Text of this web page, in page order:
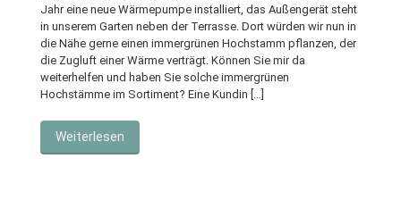
Jahr eine neue Wärmepumpe installiert, das Außengerät steht
in unserem Garten neben der Terrasse. Dort würden wir nun in
die Nähe gerne einen immergrünen Hochstamm pflanzen, der
die Zugluft einer Wärme verträgt. Können Sie mir da
weiterhelfen und haben Sie solche immergrünen
Hochstämme im Sortiment? Eine Kundin […]
Weiterlesen